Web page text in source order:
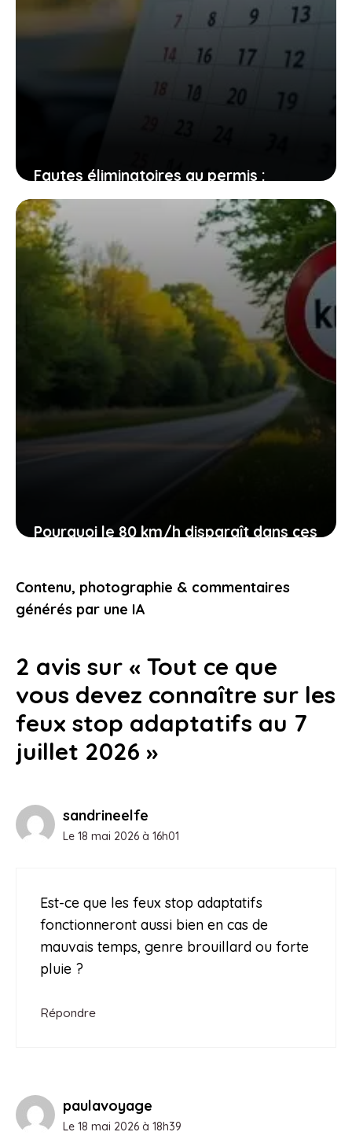
Fautes éliminatoires au permis :
pourquoi 2026 marque un tournant
pour vous
20 février 2026
Pourquoi le 80 km/h disparaît dans ces
pour vous
10 février 2026
Contenu, photographie & commentaires
générés par une IA
2 avis sur « Tout ce que
vous devez connaître sur les
feux stop adaptatifs au 7
juillet 2026 »
sandrineelfe
Le 18 mai 2026 à 16h01
Est-ce que les feux stop adaptatifs
fonctionneront aussi bien en cas de
mauvais temps, genre brouillard ou forte
pluie ?
Répondre
paulavoyage
Le 18 mai 2026 à 18h39